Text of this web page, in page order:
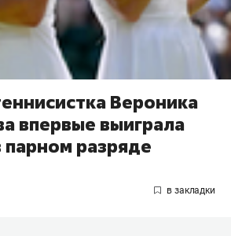
Вероника
впервые выиграла
разряде